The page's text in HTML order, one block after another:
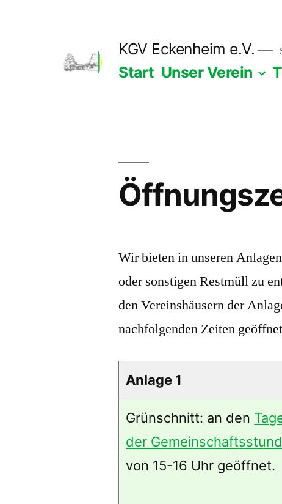
KGV Eckenheim e.V.
Start Unser Verein
Wir bieten in unseren
oder sonstigen Restmüll zu
den Vereinshäusern der
nachfolgenden Zeiten
Anlage 1
Grünschnitt: an den
der
von 15-16 Uhr geöffnet.